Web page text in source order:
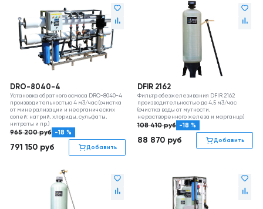
DRO-8040-4
Установка обратного осмоса DRO-8040-4
производительностью 4 м3/час (очистка
от минерализации и неорганических
солей: натрий, хлориды, сульфаты,
нитраты и пр.)
965 200руб -18 %
791 150 руб Добавить
DFIR 2162
Фильтр обезжелезивания DFIR 2162
производительностью до 4,5 м3/час
(очистка воды от мутности,
нерастворенного железа и марганца)
108 410руб -18 %
88 870 руб Добавить